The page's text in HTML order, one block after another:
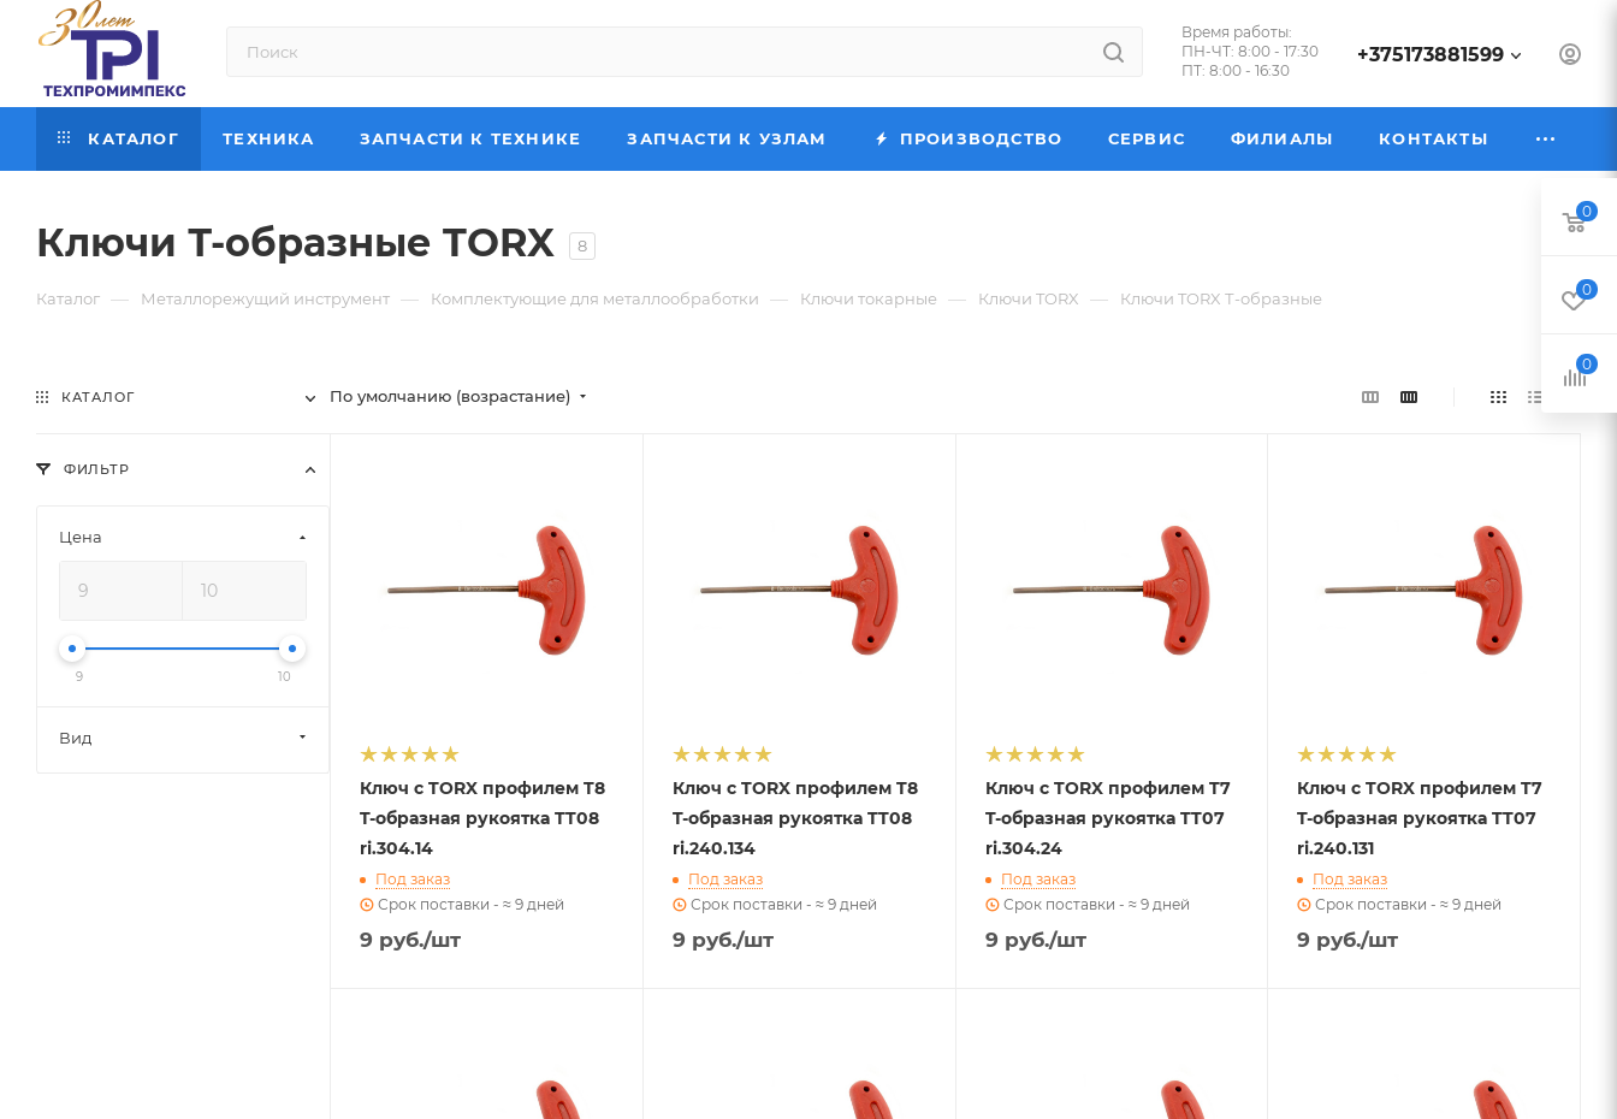
Время работы:
ПН-ЧТ: 8:00 - 17:30
ПТ: 8:00 - 16:30
+375173881599
КАТАЛОГ ТЕХНИКА ЗАПЧАСТИ К ТЕХНИКЕ ЗАПЧАСТИ К УЗЛАМ ПРОИЗВОДСТВО СЕРВИС ФИЛИАЛЫ КОНТАКТЫ
Ключи Т-образные TORX 8
Каталог — Металлорежущий инструмент — Комплектующие для металлообработки — Ключи токарные — Ключи TORX — Ключи TORX Т-образные
По умолчанию (возрастание)
Ключ с TORX профилем T8
T-образная рукоятка TT08
ri.304.14
Под заказ
Срок поставки - ≈ 9 дней
9 руб./шт
Ключ с TORX профилем T8
T-образная рукоятка TT08
ri.240.134
Под заказ
Срок поставки - ≈ 9 дней
9 руб./шт
Ключ с TORX профилем T7
T-образная рукоятка TT07
ri.304.24
Под заказ
Срок поставки - ≈ 9 дней
9 руб./шт
Ключ с TORX профилем T7
T-образная рукоятка TT07
ri.240.131
Под заказ
Срок поставки - ≈ 9 дней
9 руб./шт
КАТАЛОГ
ФИЛЬТР
Цена
9 10
Вид
0
0
0